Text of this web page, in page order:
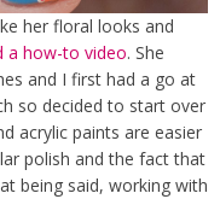
her floral looks and
a how-to video. She
and I first had a go at
so decided to start over
acrylic paints are easier
polish and the fact that
being said, working with